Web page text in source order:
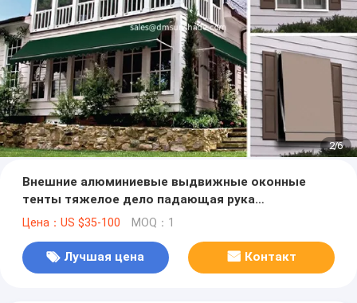
2/6
Внешние алюминиевые выдвижные оконные
тенты тяжелое дело падающая рука
складывающие оконные тенты
Цена：US $35-100 MOQ：1
Лучшая цена Контакт